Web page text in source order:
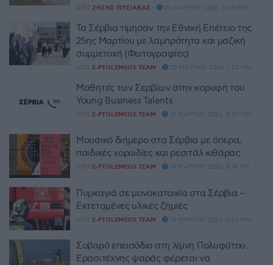
ΑΠΌ ΖΉΣΗΣ ΠΙΤΣΙΆΒΑΣ 26 ΜΑΡΤΊΟΥ 2026, 3:29 ΜΜ
Τα Σέρβια τίμησαν την Εθνική Επέτειο της
25ης Μαρτίου με λαμπρότητα και μαζική
συμμετοχή (Φωτογραφίες)
ΑΠΌ E-PTOLEMEOS TEAM 25 ΜΑΡΤΊΟΥ 2026, 1:53 ΜΜ
Μαθητές των Σερβίων στην κορυφή του
Young Business Talents
ΑΠΌ E-PTOLEMEOS TEAM 21 ΜΑΡΤΊΟΥ 2026, 8:00 ΜΜ
Μουσικό διήμερο στα Σέρβια με όπερα,
παιδικές χορωδίες και ρεσιτάλ κιθάρας
ΑΠΌ E-PTOLEMEOS TEAM 19 ΜΑΡΤΊΟΥ 2026, 8:14 ΠΜ
Πυρκαγιά σε μονοκατοικία στα Σέρβια –
Εκτεταμένες υλικές ζημιές
ΑΠΌ E-PTOLEMEOS TEAM 18 ΜΑΡΤΊΟΥ 2026, 7:20 ΜΜ
Σοβαρό επεισόδιο στη λίμνη Πολυφύτου:
Ερασιτέχνης ψαράς φέρεται να